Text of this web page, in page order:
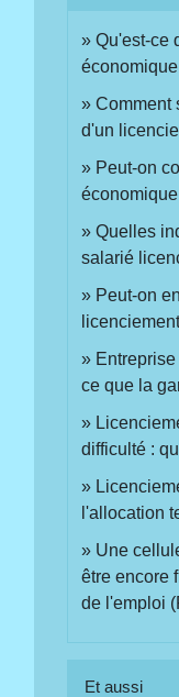
Qu'est-ce
Comment
d'un
Peut-on
Quelles
salarié
Peut-on
ce que la
difficulté :
l'allocation
Une
être encore
de l'emploi
Et aussi